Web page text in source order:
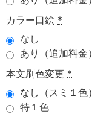
カラー口絵 *
なし
あり（追加料金）
本文刷色変更 *
なし（スミ１色）
特１色